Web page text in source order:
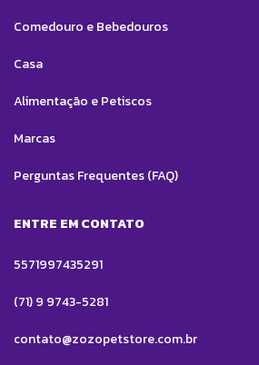
Comedouro e Bebedouros
Casa
Alimentação e Petiscos
Marcas
Perguntas Frequentes (FAQ)
ENTRE EM CONTATO
5571997435291
(71) 9 9743-5281
contato@zozopetstore.com.br